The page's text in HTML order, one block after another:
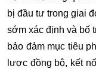
bị đầu tư trong giai
sớm xác định và bố
bảo đảm mục tiêu
lược đồng bộ, kết